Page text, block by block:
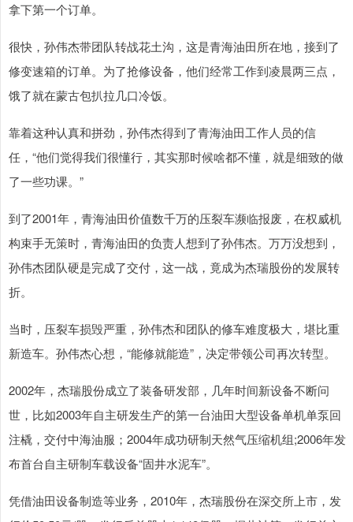
拿下第一个订单。
很快，孙伟杰带团队转战花土沟，这是青海油田所在地，接到了
修变速箱的订单。为了抢修设备，他们经常工作到凌晨两三点，
饿了就在蒙古包扒拉几口冷饭。
靠着这种认真和拼劲，孙伟杰得到了青海油田工作人员的信
任，“他们觉得我们很懂行，其实那时候啥都不懂，就是细致的做
了一些功课。”
到了2001年，青海油田价值数千万的压裂车濒临报废，在权威机
构束手无策时，青海油田的负责人想到了孙伟杰。万万没想到，
孙伟杰团队硬是完成了交付，这一战，竟成为杰瑞股份的发展转
折。
当时，压裂车损毁严重，孙伟杰和团队的修车难度极大，堪比重
新造车。孙伟杰心想，“能修就能造”，决定带领公司再次转型。
2002年，杰瑞股份成立了装备研发部，几年时间新设备不断问
世，比如2003年自主研发生产的第一台油田大型设备单机单泵回
注橇，交付中海油服；2004年成功研制天然气压缩机组;2006年发
布首台自主研制车载设备“固井水泥车”。
凭借油田设备制造等业务，2010年，杰瑞股份在深交所上市，发